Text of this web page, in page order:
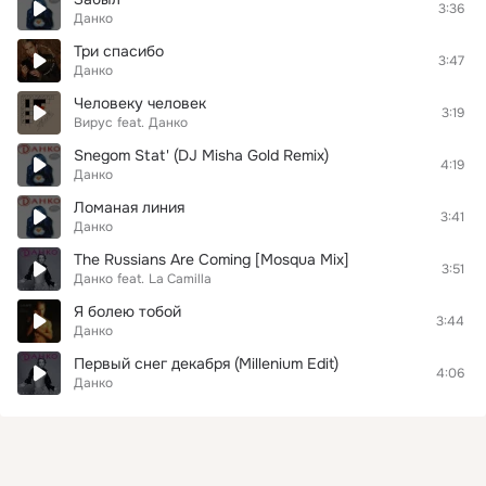
Данко
3:36
Три спасибо
Данко
3:47
Человеку человек
Вирус feat. Данко
3:19
Snegom Stat' (DJ Misha Gold Remix)
Данко
4:19
Ломаная линия
Данко
3:41
The Russians Are Coming [Mosqua Mix]
Данко feat. La Camilla
3:51
Я болею тобой
Данко
3:44
Первый снег декабря (Millenium Edit)
Данко
4:06